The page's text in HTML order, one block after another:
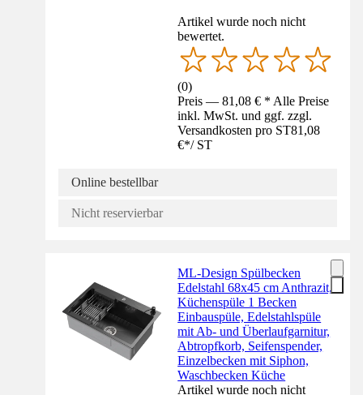
Artikel wurde noch nicht
bewertet.
(0)
Preis — 81,08 € * Alle Preise
inkl. MwSt. und ggf. zzgl.
Versandkosten pro ST81,08
€*/ ST
Online bestellbar
Nicht reservierbar
ML-Design Spülbecken
Edelstahl 68x45 cm Anthrazit,
Küchenspüle 1 Becken
Einbauspüle, Edelstahlspüle
mit Ab- und Überlaufgarnitur,
Abtropfkorb, Seifenspender,
Einzelbecken mit Siphon,
Waschbecken Küche
Artikel wurde noch nicht